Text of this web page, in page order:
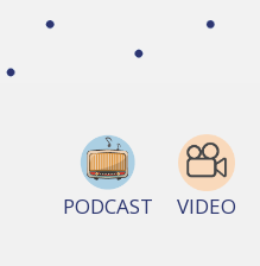
PODCAST VIDEO